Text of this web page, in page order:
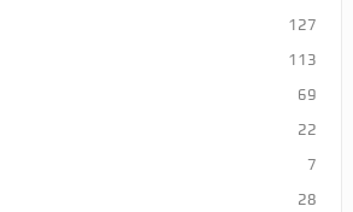
127
113
69
22
7
28